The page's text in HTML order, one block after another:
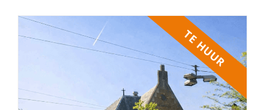
TE HUUR